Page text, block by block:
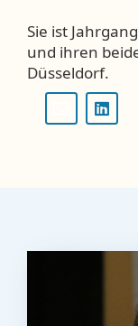
Sie ist
und ihren
Düsseldorf.